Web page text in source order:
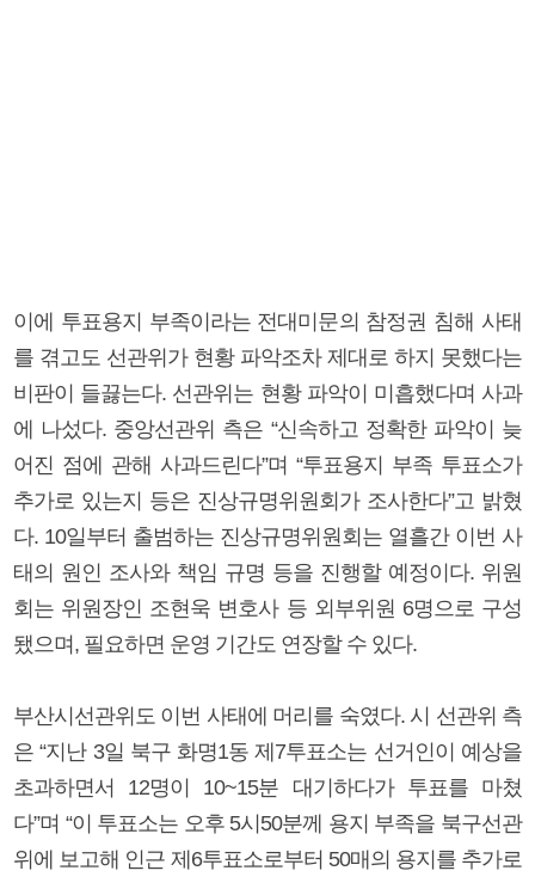
이에 투표용지 부족이라는 전대미문의 참정권 침해 사태
를 겪고도 선관위가 현황 파악조차 제대로 하지 못했다는
비판이 들끓는다. 선관위는 현황 파악이 미흡했다며 사과
에 나섰다. 중앙선관위 측은 “신속하고 정확한 파악이 늦
어진 점에 관해 사과드린다”며 “투표용지 부족 투표소가
추가로 있는지 등은 진상규명위원회가 조사한다”고 밝혔
다. 10일부터 출범하는 진상규명위원회는 열흘간 이번 사
태의 원인 조사와 책임 규명 등을 진행할 예정이다. 위원
회는 위원장인 조현욱 변호사 등 외부위원 6명으로 구성
됐으며, 필요하면 운영 기간도 연장할 수 있다.
부산시선관위도 이번 사태에 머리를 숙였다. 시 선관위 측
은 “지난 3일 북구 화명1동 제7투표소는 선거인이 예상을
초과하면서 12명이 10~15분 대기하다가 투표를 마쳤
다”며 “이 투표소는 오후 5시50분께 용지 부족을 북구선관
위에 보고해 인근 제6투표소로부터 50매의 용지를 추가로